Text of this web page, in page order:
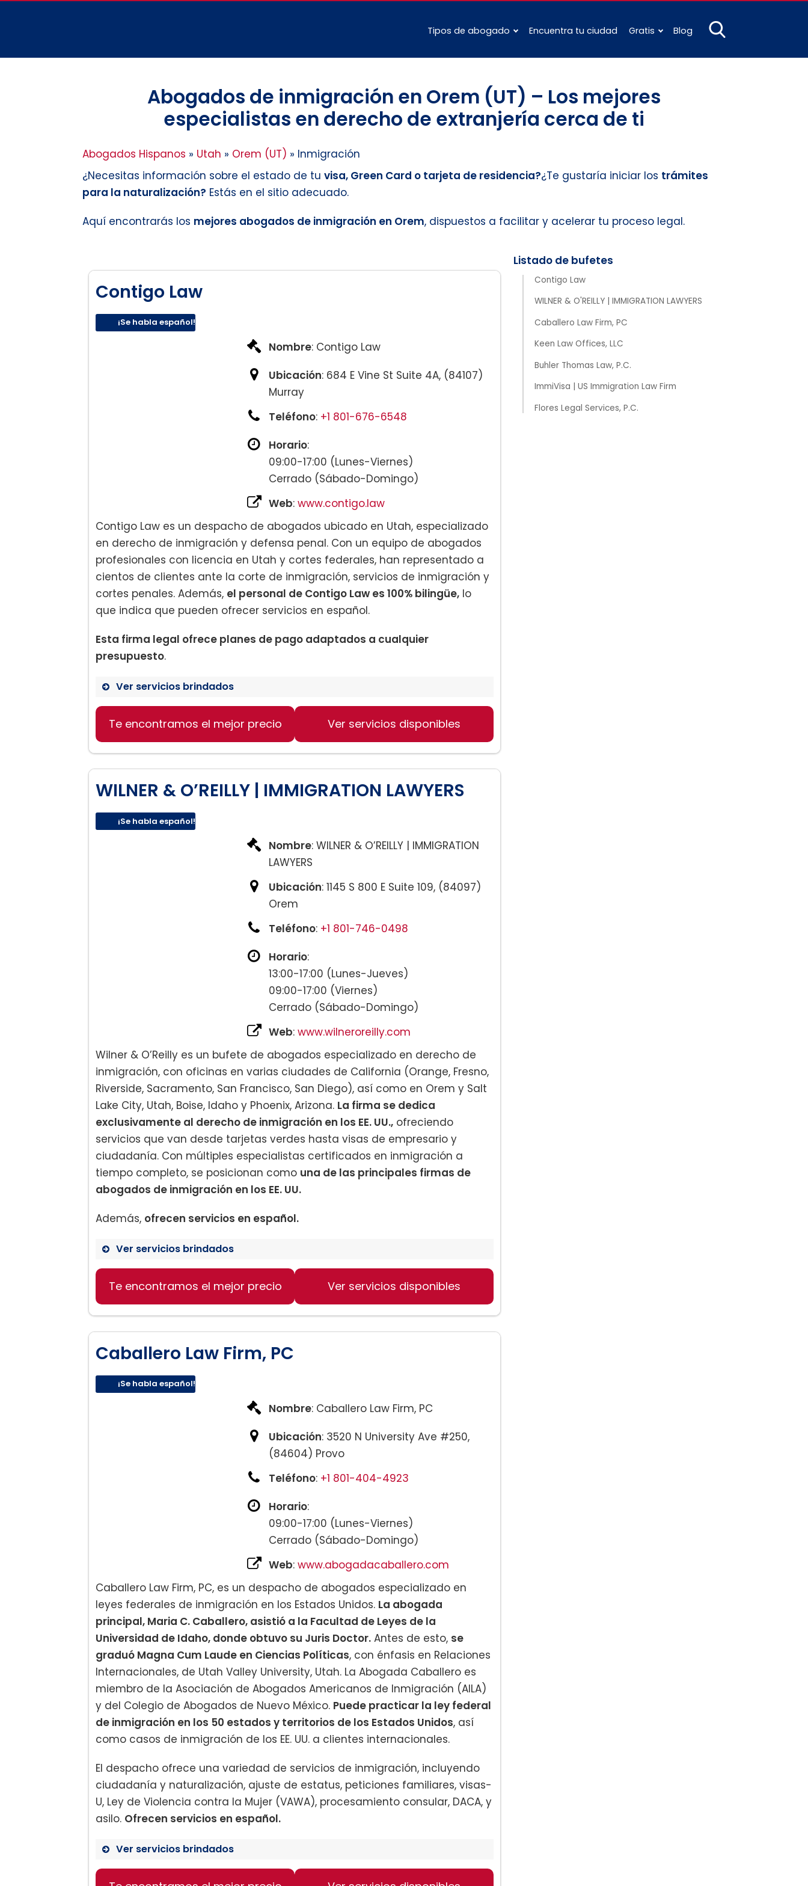
Tipos de abogado Encuentra tu ciudad Gratis Blog
Abogados de inmigración en Orem (UT) – Los mejores
especialistas en derecho de extranjería cerca de ti
Abogados Hispanos » Utah » Orem (UT) » Inmigración
¿Necesitas información sobre el estado de tu visa, Green Card o tarjeta de residencia?¿Te gustaría iniciar los trámites
para la naturalización? Estás en el sitio adecuado.
Aquí encontrarás los mejores abogados de inmigración en Orem, dispuestos a facilitar y acelerar tu proceso legal.
Contigo Law
WILNER & O'REILLY | IMMIGRATION LAWYERS
Caballero Law Firm, PC
Keen Law Offices, LLC
Buhler Thomas Law, P.C.
ImmiVisa | US Immigration Law Firm
Flores Legal Services, P.C.
Contigo Law
¡Se habla español!
Nombre: Contigo Law
Ubicación: 684 E Vine St Suite 4A, (84107)
Murray
Teléfono: +1 801-676-6548
Horario:
09:00-17:00 (Lunes-Viernes)
Cerrado (Sábado-Domingo)
Web: www.contigo.law
Contigo Law es un despacho de abogados ubicado en Utah, especializado
en derecho de inmigración y defensa penal. Con un equipo de abogados
profesionales con licencia en Utah y cortes federales, han representado a
cientos de clientes ante la corte de inmigración, servicios de inmigración y
cortes penales. Además, el personal de Contigo Law es 100% bilingüe, lo
que indica que pueden ofrecer servicios en español.
Esta firma legal ofrece planes de pago adaptados a cualquier
presupuesto.
Ver servicios brindados
Derecho de Inmigración
Defensa Penal
Te encontramos el mejor precio Ver servicios disponibles
WILNER & O’REILLY | IMMIGRATION LAWYERS
¡Se habla español!
Nombre: WILNER & O’REILLY | IMMIGRATION
LAWYERS
Ubicación: 1145 S 800 E Suite 109, (84097)
Orem
Teléfono: +1 801-746-0498
Horario:
13:00-17:00 (Lunes-Jueves)
09:00-17:00 (Viernes)
Cerrado (Sábado-Domingo)
Web: www.wilneroreilly.com
Wilner & O’Reilly es un bufete de abogados especializado en derecho de
inmigración, con oficinas en varias ciudades de California (Orange, Fresno,
Riverside, Sacramento, San Francisco, San Diego), así como en Orem y Salt
Lake City, Utah, Boise, Idaho y Phoenix, Arizona. La firma se dedica
exclusivamente al derecho de inmigración en los EE. UU., ofreciendo
servicios que van desde tarjetas verdes hasta visas de empresario y
ciudadanía. Con múltiples especialistas certificados en inmigración a
tiempo completo, se posicionan como una de las principales firmas de
abogados de inmigración en los EE. UU.
Además, ofrecen servicios en español.
Ver servicios brindados
Derecho de Inmigración
Green Cards
Ciudadanía
Te encontramos el mejor precio Ver servicios disponibles
Caballero Law Firm, PC
¡Se habla español!
Nombre: Caballero Law Firm, PC
Ubicación: 3520 N University Ave #250,
(84604) Provo
Teléfono: +1 801-404-4923
Horario:
09:00-17:00 (Lunes-Viernes)
Cerrado (Sábado-Domingo)
Web: www.abogadacaballero.com
Caballero Law Firm, PC, es un despacho de abogados especializado en
leyes federales de inmigración en los Estados Unidos. La abogada
principal, Maria C. Caballero, asistió a la Facultad de Leyes de la
Universidad de Idaho, donde obtuvo su Juris Doctor. Antes de esto, se
graduó Magna Cum Laude en Ciencias Políticas, con énfasis en Relaciones
Internacionales, de Utah Valley University, Utah. La Abogada Caballero es
miembro de la Asociación de Abogados Americanos de Inmigración (AILA)
y del Colegio de Abogados de Nuevo México. Puede practicar la ley federal
de inmigración en los 50 estados y territorios de los Estados Unidos, así
como casos de inmigración de los EE. UU. a clientes internacionales.
El despacho ofrece una variedad de servicios de inmigración, incluyendo
ciudadanía y naturalización, ajuste de estatus, peticiones familiares, visas-
U, Ley de Violencia contra la Mujer (VAWA), procesamiento consular, DACA, y
asilo. Ofrecen servicios en español.
Ver servicios brindados